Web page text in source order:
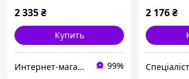
2 335₴
Купить
Интернет-магазин «Dragon Parts» 99%
2 176₴
Спеціаліст